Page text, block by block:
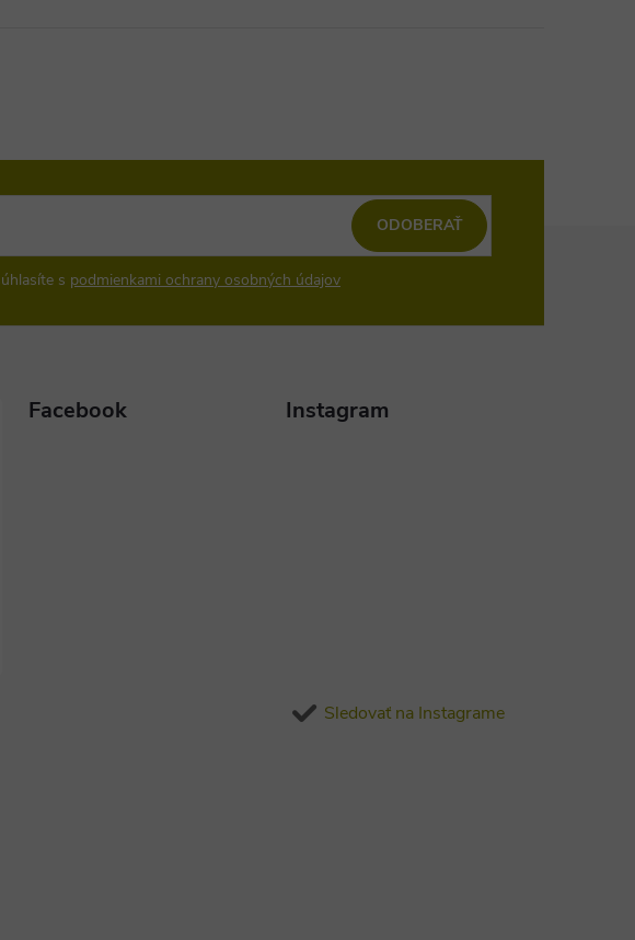
s podmienkami ochrany osobných údajov
ODOBERAŤ
Facebook Instagram
Sledovať na Instagrame